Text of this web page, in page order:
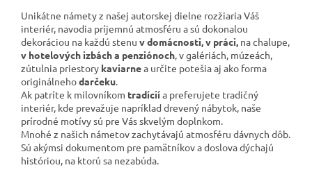
Unikátne námety z našej autorskej dielne rozžiaria Váš
interiér, navodia príjemnú atmosféru a sú dokonalou
dekoráciou na každú stenu v domácnosti, v práci, na chalupe,
v hotelových izbách a penziónoch, v galériách, múzeách,
zútulnia priestory kaviarnea určite potešia aj ako forma
originálnehodarčeku.
Ak patríte k milovníkom tradíciía preferujete tradičný
interiér, kde prevažuje napríklad drevený nábytok, naše
prírodné motívy sú pre Vás skvelým doplnkom.
Mnohé z našich námetov zachytávajú atmosféru dávnych dôb.
Sú akýmsi dokumentom pre pamätníkov adoslova dýchajú
históriou, na ktorú sa nezabúda.